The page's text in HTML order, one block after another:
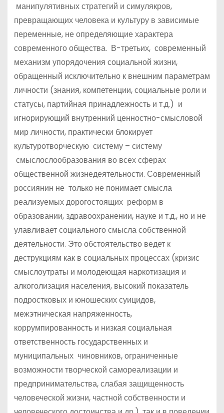
манипулятивных стратегий и симулякров,
превращающих человека и культуру в зависимые
переменные, не определяющие характера
современного общества. В-третьих, современный
механизм упорядочения социальной жизни,
обращенный исключительно к внешним параметрам
личности (знания, компетенции, социальные роли и
статусы, партийная принадлежность и т.д.) и
игнорирующий внутренний ценностно-смысловой
мир личности, практически блокирует
культуротворческую систему – систему
смыслослообразования во всех сферах
общественной жизнедеятельности. Современный
россиянин не только не понимает смысла
реализуемых дорогостоящих реформ в
образовании, здравоохранении, науке и т.д., но и не
улавливает социального смысла собственной
деятельности. Это обстоятельство ведет к
деструкциям как в социальных процессах (кризис
смыслоутраты и молодеющая наркотизация и
алкоголизация населения, высокий показатель
подростковых и юношеских суицидов,
межэтническая напряженность,
коррумпированность и низкая социальная
ответственность государственных и
муниципальных чиновников, ограниченные
возможности творческой самореализации и
предпринимательства, слабая защищенность
человеческой жизни, частной собственности и